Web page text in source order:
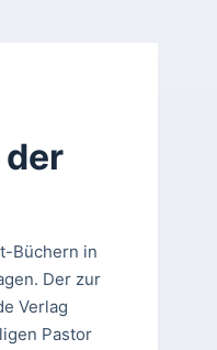
Büchern in
Der zur
Verlag
Pastor